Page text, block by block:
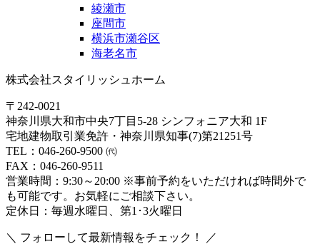
綾瀬市
座間市
横浜市瀬谷区
海老名市
株式会社スタイリッシュホーム
〒242-0021
神奈川県大和市中央7丁目5-28 シンフォニア大和 1F
宅地建物取引業免許・神奈川県知事(7)第21251号
TEL：046-260-9500 ㈹
FAX：046-260-9511
営業時間：9:30～20:00 ※事前予約をいただければ時間外で
も可能です。お気軽にご相談下さい。
定休日：毎週水曜日、第1･3火曜日
＼ フォローして最新情報をチェック！ ／